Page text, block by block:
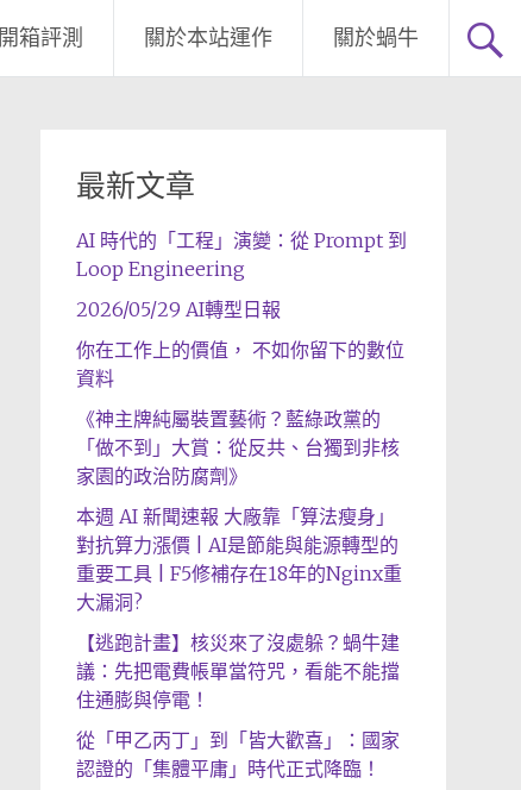
開箱評測 關於本站運作 關於蝸牛
最新文章
AI 時代的「工程」演變：從 Prompt 到
Loop Engineering
2026/05/29 AI轉型日報
你在工作上的價值， 不如你留下的數位
資料
《神主牌純屬裝置藝術？藍綠政黨的
「做不到」大賞：從反共、台獨到非核
家園的政治防腐劑》
本週 AI 新聞速報 大廠靠「算法瘦身」
對抗算力漲價 | AI是節能與能源轉型的
重要工具 | F5修補存在18年的Nginx重
大漏洞?
【逃跑計畫】核災來了沒處躲？蝸牛建
議：先把電費帳單當符咒，看能不能擋
住通膨與停電！
從「甲乙丙丁」到「皆大歡喜」：國家
認證的「集體平庸」時代正式降臨！